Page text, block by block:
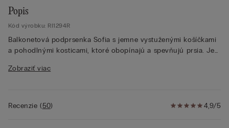
Popis
Kód výrobku: RI1294R
Balkonetová podprsenka Sofia s jemne vystuženými košíčkami
a pohodlnými kosticami, ktoré obopínajú a spevňujú prsia. Je
dvojfarebnej verzii aj vo verzii tón v tóne. Zdvojený obvodový
obvode hrudníka vyšší a v košíčkoch je vložená podpera pre
Zobraziť viac
4,9/5
Recenzie(50)